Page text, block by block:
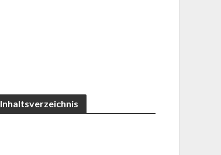
Inhaltsverzeichnis